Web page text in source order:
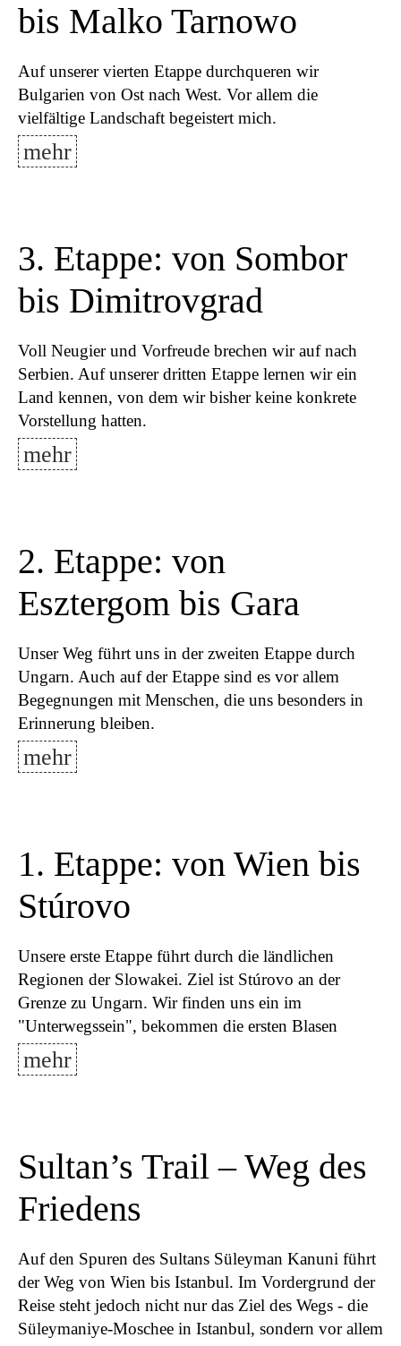
bis Malko Tarnowo
Auf unserer vierten Etappe durchqueren wir
Bulgarien von Ost nach West. Vor allem die
vielfältige Landschaft begeistert mich.
mehr
3. Etappe: von Sombor
bis Dimitrovgrad
Voll Neugier und Vorfreude brechen wir auf nach
Serbien. Auf unserer dritten Etappe lernen wir ein
Land kennen, von dem wir bisher keine konkrete
Vorstellung hatten.
mehr
2. Etappe: von
Esztergom bis Gara
Unser Weg führt uns in der zweiten Etappe durch
Ungarn. Auch auf der Etappe sind es vor allem
Begegnungen mit Menschen, die uns besonders in
Erinnerung bleiben.
mehr
1. Etappe: von Wien bis
Stúrovo
Unsere erste Etappe führt durch die ländlichen
Regionen der Slowakei. Ziel ist Stúrovo an der
Grenze zu Ungarn. Wir finden uns ein im
"Unterwegssein", bekommen die ersten Blasen
mehr
Sultan’s Trail – Weg des
Friedens
Auf den Spuren des Sultans Süleyman Kanuni führt
der Weg von Wien bis Istanbul. Im Vordergrund der
Reise steht jedoch nicht nur das Ziel des Wegs - die
Süleymaniye-Moschee in Istanbul, sondern vor allem